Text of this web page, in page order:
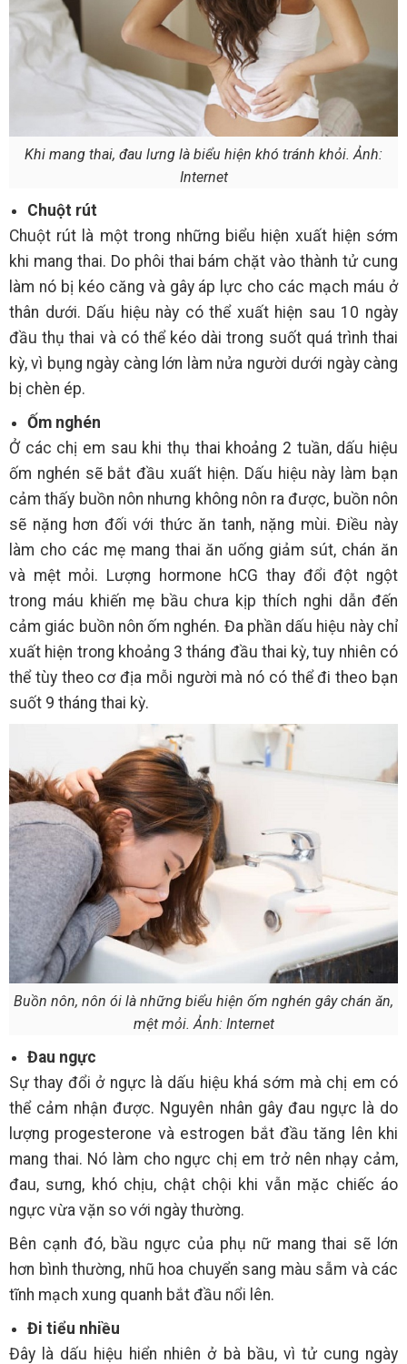
Khi mang thai, đau lưng là biểu hiện khó tránh khỏi. Ảnh:
Internet
Chuột rút
Chuột rút là một trong những biểu hiện xuất hiện sớm
khi mang thai. Do phôi thai bám chặt vào thành tử cung
làm nó bị kéo căng và gây áp lực cho các mạch máu ở
thân dưới. Dấu hiệu này có thể xuất hiện sau 10 ngày
đầu thụ thai và có thể kéo dài trong suốt quá trình thai
kỳ, vì bụng ngày càng lớn làm nửa người dưới ngày càng
bị chèn ép.
Ốm nghén
Ở các chị em sau khi thụ thai khoảng 2 tuần, dấu hiệu
ốm nghén sẽ bắt đầu xuất hiện. Dấu hiệu này làm bạn
cảm thấy buồn nôn nhưng không nôn ra được, buồn nôn
sẽ nặng hơn đối với thức ăn tanh, nặng mùi. Điều này
làm cho các mẹ mang thai ăn uống giảm sút, chán ăn
và mệt mỏi. Lượng hormone hCG thay đổi đột ngột
trong máu khiến mẹ bầu chưa kịp thích nghi dẫn đến
cảm giác buồn nôn ốm nghén. Đa phần dấu hiệu này chỉ
xuất hiện trong khoảng 3 tháng đầu thai kỳ, tuy nhiên có
thể tùy theo cơ địa mỗi người mà nó có thể đi theo bạn
suốt 9 tháng thai kỳ.
Buồn nôn, nôn ói là những biểu hiện ốm nghén gây chán ăn,
mệt mỏi. Ảnh: Internet
Đau ngực
Sự thay đổi ở ngực là dấu hiệu khá sớm mà chị em có
thể cảm nhận được. Nguyên nhân gây đau ngực là do
lượng progesterone và estrogen bắt đầu tăng lên khi
mang thai. Nó làm cho ngực chị em trở nên nhạy cảm,
đau, sưng, khó chịu, chật chội khi vẫn mặc chiếc áo
ngực vừa vặn so với ngày thường.
Bên cạnh đó, bầu ngực của phụ nữ mang thai sẽ lớn
hơn bình thường, nhũ hoa chuyển sang màu sẫm và các
tĩnh mạch xung quanh bắt đầu nổi lên.
Đi tiểu nhiều
Đây là dấu hiệu hiển nhiên ở bà bầu, vì tử cung ngày